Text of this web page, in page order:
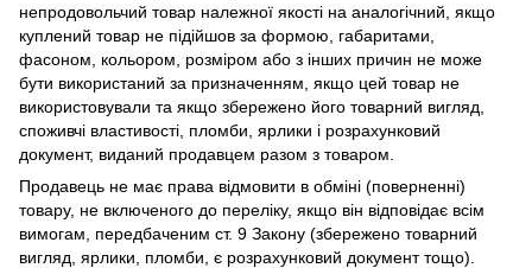
непродовольчий товар належної якості на аналогічний, якщо
куплений товар не підійшов за формою, габаритами,
фасоном, кольором, розміром або з інших причин не може
бути використаний за призначенням, якщо цей товар не
використовували та якщо збережено його товарний вигляд,
споживчі властивості, пломби, ярлики і розрахунковий
документ, виданий продавцем разом з товаром.
Продавець не має права відмовити в обміні (поверненні)
товару, не включеного до переліку, якщо він відповідає всім
вимогам, передбаченим ст. 9 Закону (збережено товарний
вигляд, ярлики, пломби, є розрахунковий документ тощо).